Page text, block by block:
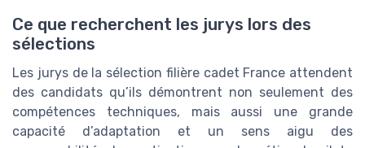
Ce que recherchent les jurys lors des
sélections
Les jurys de la sélection filière cadet France attendent
des candidats qu’ils démontrent non seulement des
compétences techniques, mais aussi une grande
capacité d’adaptation et un sens aigu des